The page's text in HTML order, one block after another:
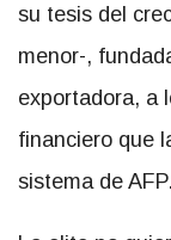
su tesis del
menor-,
exportadora, a
financiero que
sistema de AFP.